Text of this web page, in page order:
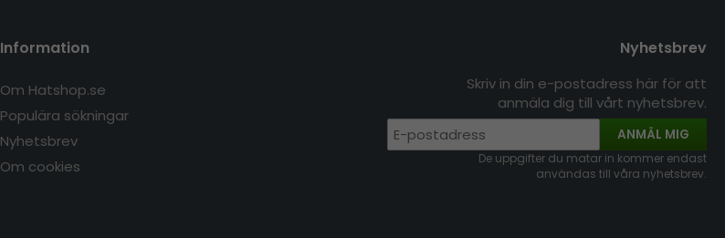
Information
Om Hatshop.se
Populära sökningar
Nyhetsbrev
Om cookies
Nyhetsbrev
Skriv in din e-postadress här för att
anmäla dig till vårt nyhetsbrev.
ANMÄL MIG
De uppgifter du matar in kommer endast
användas till våra nyhetsbrev.